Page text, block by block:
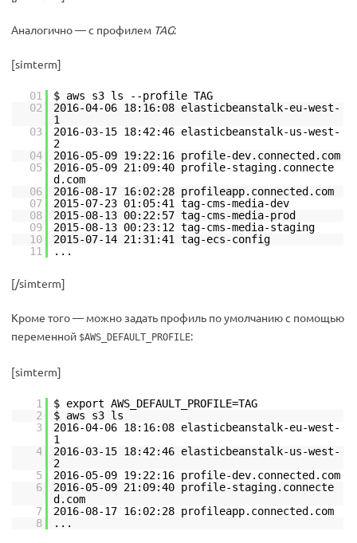
Аналогично — с профилем TAG:
[simterm]
01
$ aws s3 ls --profile TAG
02
2016-04-06 18:16:08 elasticbeanstalk-eu-west-
1
03
2016-03-15 18:42:46 elasticbeanstalk-us-west-
2
04
2016-05-09 19:22:16 profile-dev.connected.com
05
2016-05-09 21:09:40 profile-staging.connecte
d.com
06
2016-08-17 16:02:28 profileapp.connected.com
07
2015-07-23 01:05:41 tag-cms-media-dev
08
2015-08-13 00:22:57 tag-cms-media-prod
09
2015-08-13 00:23:12 tag-cms-media-staging
10
2015-07-14 21:31:41 tag-ecs-config
11
...
[/simterm]
Кроме того — можно задать профиль по умолчанию с помощью
переменной $AWS_DEFAULT_PROFILE:
[simterm]
1
$ export AWS_DEFAULT_PROFILE=TAG
2
$ aws s3 ls
3
2016-04-06 18:16:08 elasticbeanstalk-eu-west-
1
4
2016-03-15 18:42:46 elasticbeanstalk-us-west-
2
5
2016-05-09 19:22:16 profile-dev.connected.com
6
2016-05-09 21:09:40 profile-staging.connecte
d.com
7
2016-08-17 16:02:28 profileapp.connected.com
8
...